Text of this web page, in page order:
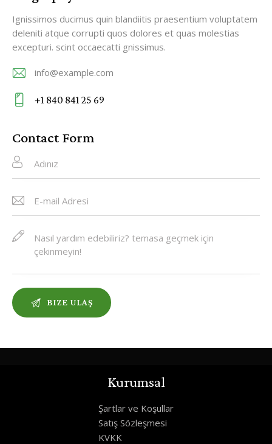
Ignissimos ducimus quin blandiitis praesentium voluptatem
deleniti atque corrupti quos dolores et quas molestias
excepturi. scint occaecatti gnissimus.
E-
m
:
info@example.com
on
e:
+1 840 841 25 69
Contact Form
Kurumsal
Şartlar ve Koşullar
Satış Sözleşmesi
KVKK